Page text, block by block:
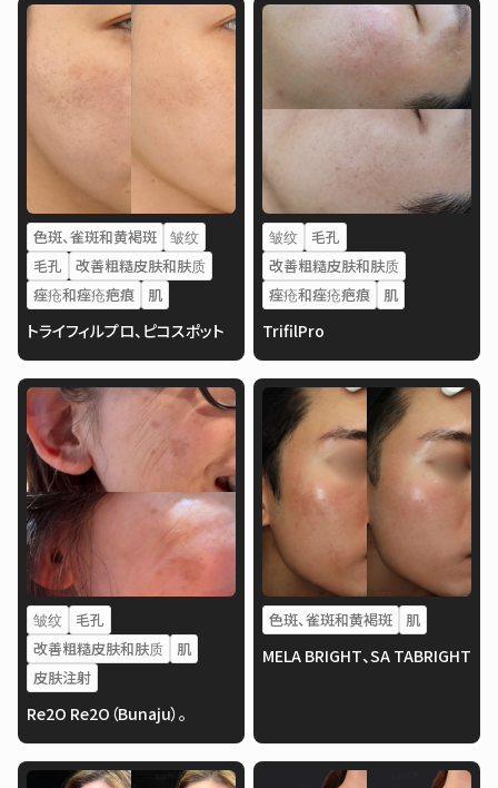
色斑、雀斑和黄褐斑
皱纹
毛孔
改善粗糙皮肤和肤质
痤疮和痤疮疤痕
肌
トライフィルプロ、ピコスポット
皱纹
毛孔
改善粗糙皮肤和肤质
痤疮和痤疮疤痕
肌
TrifilPro
皱纹
毛孔
改善粗糙皮肤和肤质
肌
皮肤注射
Re2O Re2O（Bunaju）。
色斑、雀斑和黄褐斑 肌
MELA BRIGHT、SA TABRIGHT